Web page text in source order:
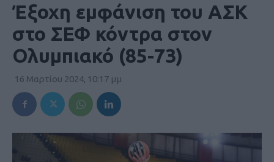
Έξοχη εμφάνιση του ΑΣΚ
στο ΣΕΦ κόντρα στον
Ολυμπιακό (85-73)
16 Μαρτίου 2024, 10:17 μμ